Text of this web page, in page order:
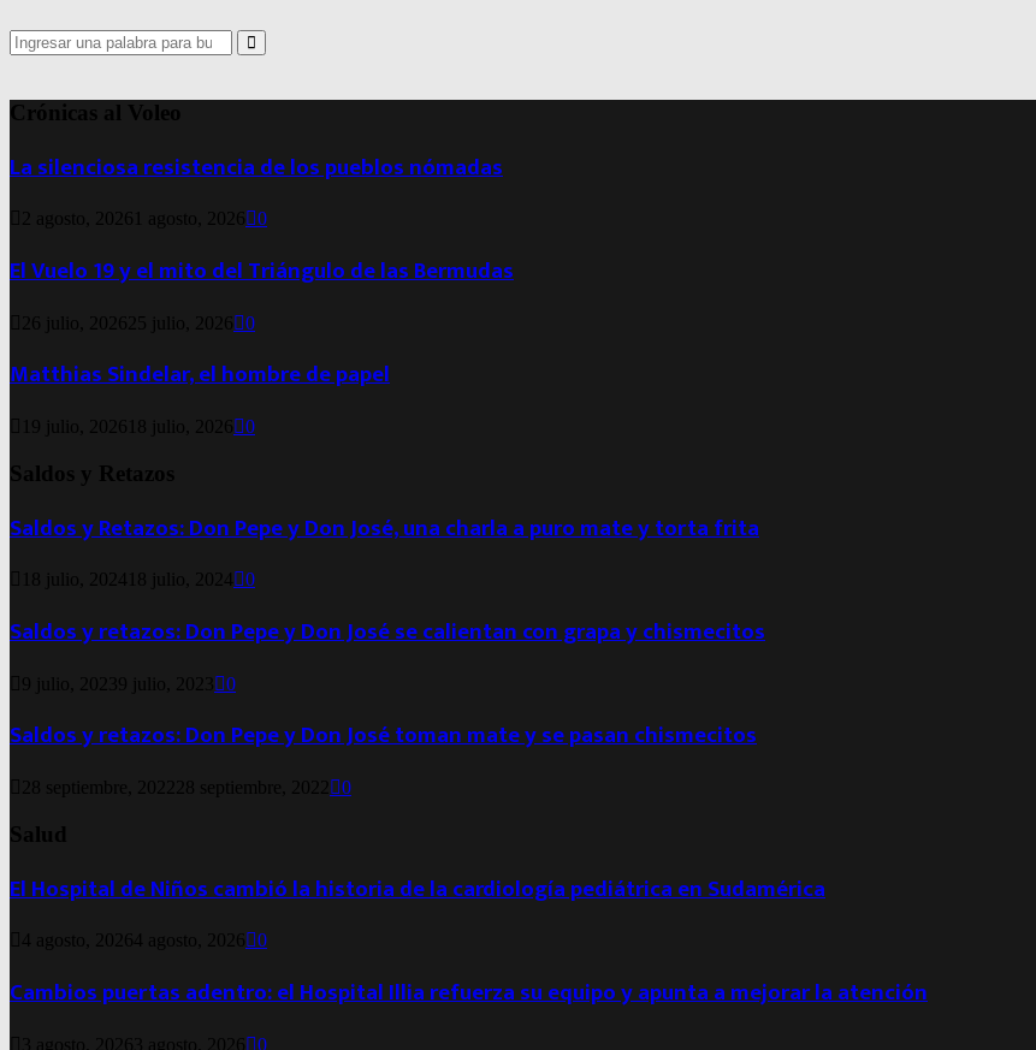
Search
for:
Search
Crónicas al Voleo
La silenciosa resistencia de los pueblos nómadas
2 agosto, 2026 1 agosto, 2026 0
El Vuelo 19 y el mito del Triángulo de las Bermudas
26 julio, 2026 25 julio, 2026 0
Matthias Sindelar, el hombre de papel
19 julio, 2026 18 julio, 2026 0
Saldos y Retazos
Saldos y Retazos: Don Pepe y Don José, una charla a puro mate y torta frita
18 julio, 2024 18 julio, 2024 0
Saldos y retazos: Don Pepe y Don José se calientan con grapa y chismecitos
9 julio, 20239 julio, 2023 0
Saldos y retazos: Don Pepe y Don José toman mate y se pasan chismecitos
28 septiembre, 2022 28 septiembre, 2022 0
Salud
El Hospital de Niños cambió la historia de la cardiología pediátrica en Sudamérica
4 agosto, 20264 agosto, 2026 0
Cambios puertas adentro: el Hospital Illia refuerza su equipo y apunta a mejorar la atención
3 agosto, 2026 3 agosto, 2026 0